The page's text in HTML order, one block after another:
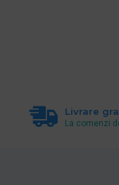
Livrare
La comenzi